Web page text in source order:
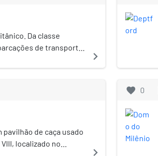
Da classe
de transporte
navigate_next
pavilhão de caça usado
localizado no
navigate_next
favorite 0